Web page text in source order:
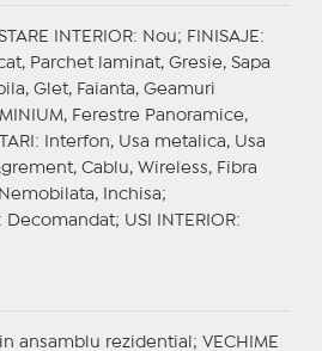
INTERIOR: Nou; FINISAJE :
Parchet laminat, Gresie, Sapa
Glet, Faianta, Geamuri
Ferestre Panoramice,
: Interfon, Usa metalica, Usa
Cablu, Wireless, Fibra
Inchisa;
: Decomandat; USI INTERIOR:
ansamblu rezidential; VECHIME